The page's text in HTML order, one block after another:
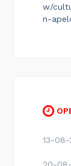
w/
n-
13-08-
20-